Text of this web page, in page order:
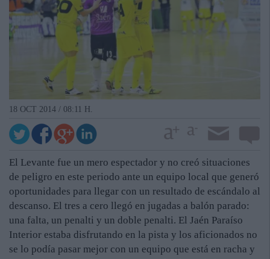
18 OCT 2014 / 08:11 H.
El Levante fue un mero espectador y no creó situaciones
de peligro en este periodo ante un equipo local que generó
oportunidades para llegar con un resultado de escándalo al
descanso. El tres a cero llegó en jugadas a balón parado:
una falta, un penalti y un doble penalti. El Jaén Paraíso
Interior estaba disfrutando en la pista y los aficionados no
se lo podía pasar mejor con un equipo que está en racha y